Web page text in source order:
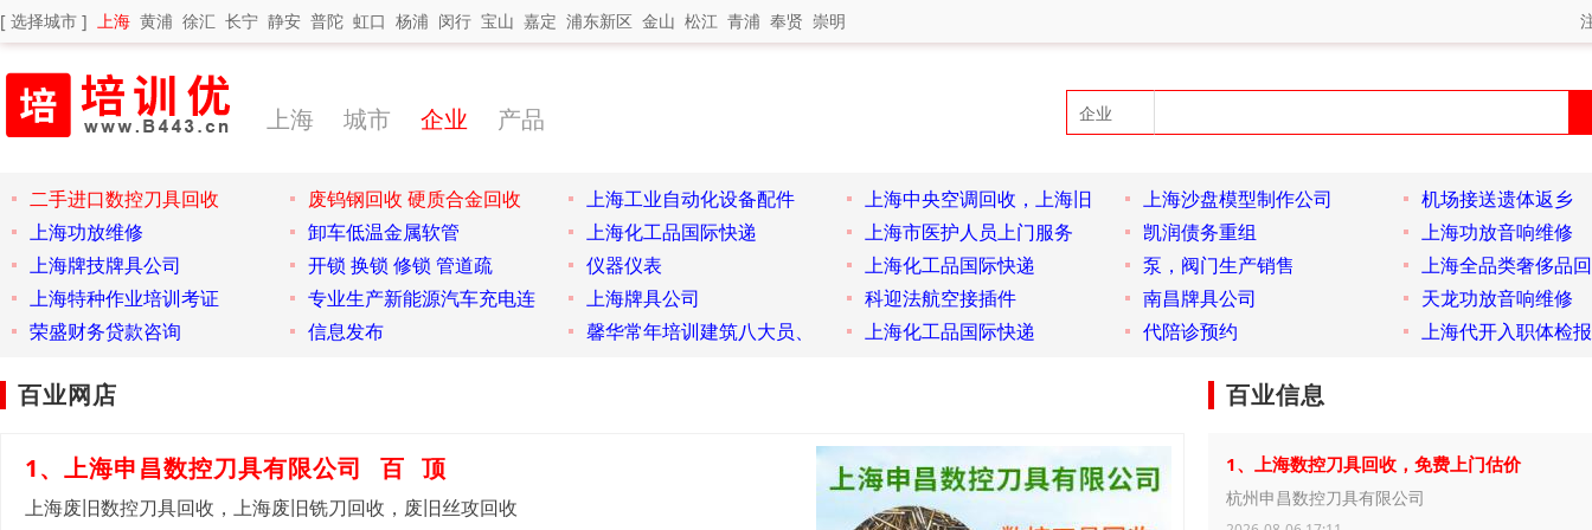
[ 选择城市 ] 上海 黄浦 徐汇 长宁 静安 普陀 虹口 杨浦 闵行 宝山 嘉定 浦东新区 金山 松江 青浦 奉贤 崇明
上海 城市 企业 产品
二手进口数控刀具回收 废钨钢回收 硬质合金回收 上海工业自动化设备配件 上海中央空调回收，上海旧 上海沙盘模型制作公司
机场接送遗体返乡
上海功放维修
卸车低温金属软管 上海化工品国际快递 上海市医护人员上门服务 凯润债务重组
上海功放音响维修
上海牌技牌具公司
开锁 换锁 修锁 管道疏 仪器仪表 上海化工品国际快递 泵，阀门生产销售
上海全品类奢侈品
上海特种作业培训考证
专业生产新能源汽车充电连 上海牌具公司 科迎法航空接插件 南昌牌具公司
天龙功放音响维修
荣盛财务贷款咨询
信息发布 馨华常年培训建筑八大员、 上海化工品国际快递 代陪诊预约 上海代开入职体检
百业网店
1、上海申昌数控刀具有限公司 百 顶
上海废旧数控刀具回收，上海废旧铣刀回收，废旧丝攻回收
百业信息
1、上海数控刀具回收，免费上门估价
杭州申昌数控刀具有限公司